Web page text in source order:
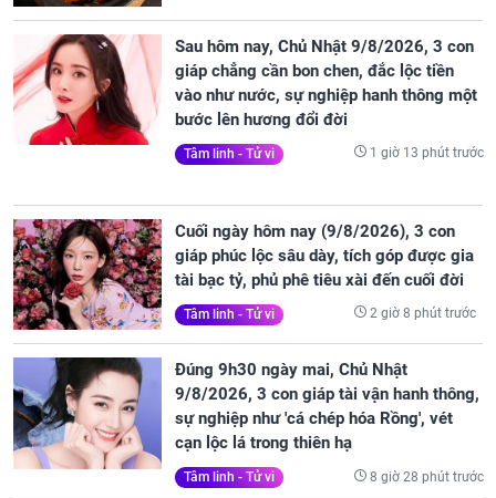
Sau hôm nay, Chủ Nhật 9/8/2026, 3 con
giáp chẳng cần bon chen, đắc lộc tiền
vào như nước, sự nghiệp hanh thông một
bước lên hương đổi đời
Tâm linh - Tử vi 1 giờ 13 phút trước
Cuối ngày hôm nay (9/8/2026), 3 con
giáp phúc lộc sâu dày, tích góp được gia
tài bạc tỷ, phủ phê tiêu xài đến cuối đời
Tâm linh - Tử vi 2 giờ 8 phút trước
Đúng 9h30 ngày mai, Chủ Nhật
9/8/2026, 3 con giáp tài vận hanh thông,
sự nghiệp như 'cá chép hóa Rồng', vét
cạn lộc lá trong thiên hạ
Tâm linh - Tử vi 8 giờ 28 phút trước